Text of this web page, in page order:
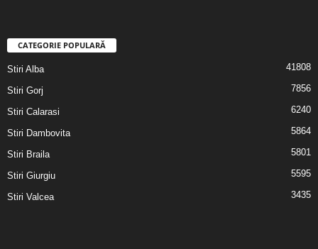
CATEGORIE POPULARĂ
Stiri Alba 41808
Stiri Gorj 7856
Stiri Calarasi 6240
Stiri Dambovita 5864
Stiri Braila 5801
Stiri Giurgiu 5595
Stiri Valcea 3435